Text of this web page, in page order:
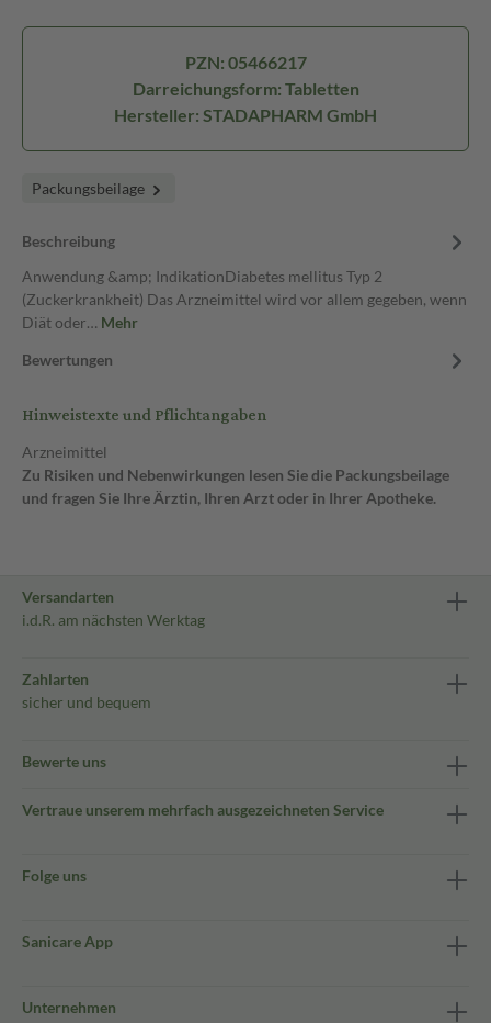
PZN: 05466217
Darreichungsform: Tabletten
Hersteller: STADAPHARM GmbH
Packungsbeilage
Beschreibung
Anwendung &amp; IndikationDiabetes mellitus Typ 2
(Zuckerkrankheit) Das Arzneimittel wird vor allem gegeben, wenn
Diät oder… Mehr
Bewertungen
Hinweistexte und Pflichtangaben
Arzneimittel
Zu Risiken und Nebenwirkungen lesen Sie die Packungsbeilage
und fragen Sie Ihre Ärztin, Ihren Arzt oder in Ihrer Apotheke.
Versandarten
i.d.R. am nächsten Werktag
Zahlarten
sicher und bequem
Bewerte uns
Vertraue unserem mehrfach ausgezeichneten Service
Folge uns
Sanicare App
Unternehmen